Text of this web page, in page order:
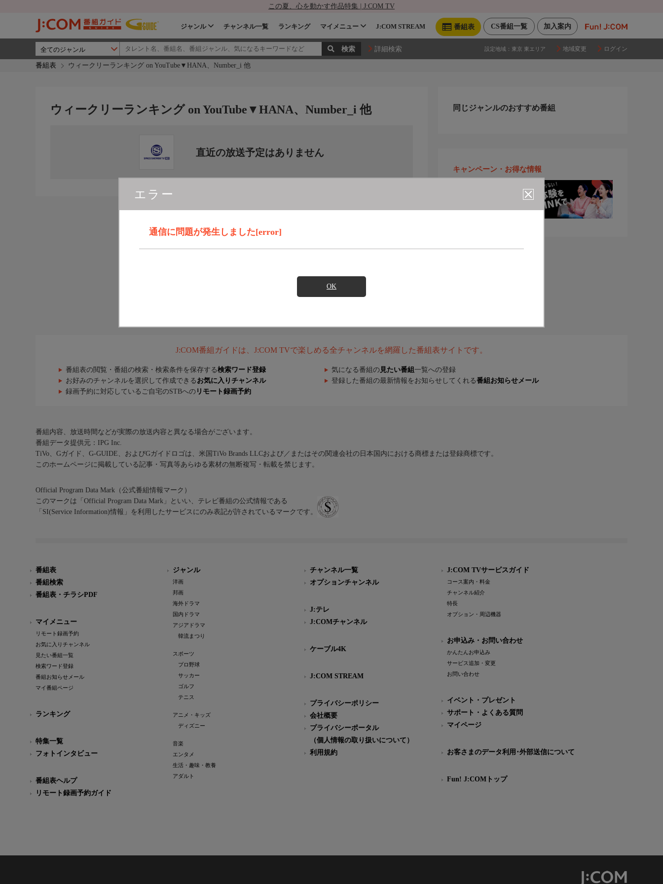
この夏、心を動かす作品特集 | J:COM TV
加入案内
CS番組一覧
番組表
ジャンル チャンネル一覧 ランキング マイメニュー J:COM STREAM
詳細検索 設定地域： 東京 東エリア 地域変更 ログイン
番組表 ウィークリーランキング on YouTube▼HANA、Number_i 他
エラー
通信に問題が発生しました[error]
OK
ウィークリーランキング on YouTube▼HANA、Number_i 他
直近の放送予定はありません
同じジャンルのおすすめ番組
キャンペーン・お得な情報
J:COM番組ガイドは、J:COM TVで楽しめる全チャンネルを網羅した番組表サイトです。
番組表の閲覧・番組の検索・検索条件を保存する検索ワード登録 気になる番組の 見たい番組 一覧への登録
お好みのチャンネルを選択して作成できる お気に入りチャンネル 登録した番組の最新情報をお知らせしてくれる番組お知らせメール
録画予約に対応しているご自宅のSTBへの リモート録画予約
番組内容、放送時間などが実際の放送内容と異なる場合がございます。
番組データ提供元：IPG Inc.
TiVo、Gガイド、G-GUIDE、およびGガイドロゴは、米国TiVo Brands LLCおよび／またはその関連会社の日本国内における商標または登録商標です。
このホームページに掲載している記事・写真等あらゆる素材の無断複写・転載を禁じます。
Official Program Data Mark（公式番組情報マーク）
このマークは「Official Program Data Mark」といい、テレビ番組の公式情報である
「SI(Service Information)情報」を利用したサービスにのみ表記が許されているマークです。
番組表
番組検索
番組表・チラシPDF
マイメニュー
リモート録画予約
お気に入りチャンネル
見たい番組一覧
検索ワード登録
番組お知らせメール
マイ番組ページ
ランキング
特集一覧
フォトインタビュー
番組表ヘルプ
リモート録画予約ガイド
ジャンル
洋画
邦画
海外ドラマ
国内ドラマ
アジアドラマ
韓流まつり
スポーツ
プロ野球
サッカー
ゴルフ
テニス
アニメ・キッズ
ディズニー
音楽
エンタメ
生活・趣味・教養
アダルト
チャンネル一覧
オプションチャンネル
J:テレ
J:COMチャンネル
ケーブル4K
J:COM STREAM
プライバシーポリシー
会社概要
プライバシーポータル
（個人情報の取り扱いについて）
利用規約
J:COM TVサービスガイド
コース案内・料金
チャンネル紹介
特長
オプション・周辺機器
お申込み・お問い合わせ
かんたんお申込み
サービス追加・変更
お問い合わせ
イベント・プレゼント
サポート・よくある質問
マイページ
お客さまのデータ利用･外部送信について
Fun! J:COMトップ